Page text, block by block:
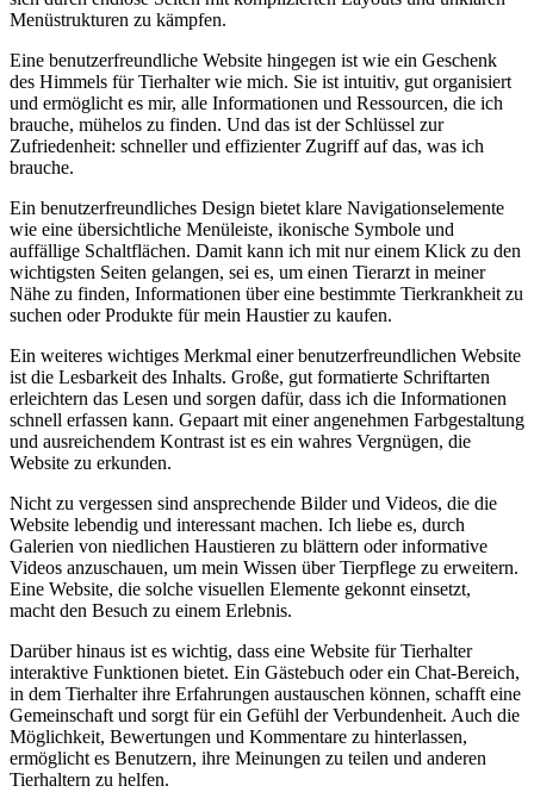
Menüstrukturen​ zu kämpfen.
Eine benutzerfreundliche Website hingegen ist wie ein ​Geschenk
des Himmels für Tierhalter wie mich. Sie ist intuitiv, gut organisiert‌
und ermöglicht es mir, alle​ Informationen und Ressourcen, die ich
brauche, mühelos zu finden. Und⁤ das ist der Schlüssel zur
‍Zufriedenheit: schneller und effizienter Zugriff auf das, was ich
brauche.
Ein benutzerfreundliches Design bietet klare ​Navigationselemente
wie eine übersichtliche Menüleiste, ⁢ikonische Symbole ⁣und
auffällige Schaltflächen.⁢ Damit kann ich‍ mit nur⁢ einem Klick⁢ zu den
wichtigsten Seiten gelangen, sei es, um ‌einen Tierarzt in meiner‌
Nähe zu finden, Informationen über eine bestimmte Tierkrankheit⁤ zu
suchen oder Produkte ⁢für mein Haustier ‍zu kaufen.
Ein weiteres​ wichtiges Merkmal einer​ benutzerfreundlichen Website
ist die Lesbarkeit des Inhalts. Große, gut formatierte Schriftarten
‌erleichtern das​ Lesen ⁢und sorgen dafür, dass ich die⁤ Informationen
schnell erfassen kann. Gepaart mit einer angenehmen Farbgestaltung
und ausreichendem​ Kontrast ist es ein wahres⁤ Vergnügen, ‍die
Website⁢ zu erkunden.
Nicht zu vergessen sind ansprechende Bilder‍ und ⁣Videos, die ​die
Website lebendig und interessant machen. Ich liebe es,⁣ durch
Galerien von niedlichen Haustieren zu blättern oder⁣ informative
Videos anzuschauen, um mein Wissen über Tierpflege zu erweitern.
‍Eine Website, die solche visuellen Elemente gekonnt einsetzt,
macht den‌ Besuch zu einem Erlebnis.
Darüber ‍hinaus ist es wichtig, dass ⁢eine ‍Website für Tierhalter
interaktive Funktionen bietet. Ein Gästebuch oder ein Chat-Bereich,
in dem Tierhalter ihre⁣ Erfahrungen austauschen​ können,‍ schafft eine
Gemeinschaft und sorgt für ⁤ein Gefühl der Verbundenheit. Auch ⁤die
Möglichkeit, Bewertungen und Kommentare zu hinterlassen,
ermöglicht​ es Benutzern, ihre Meinungen⁣ zu teilen und anderen
Tierhaltern zu‍ helfen.